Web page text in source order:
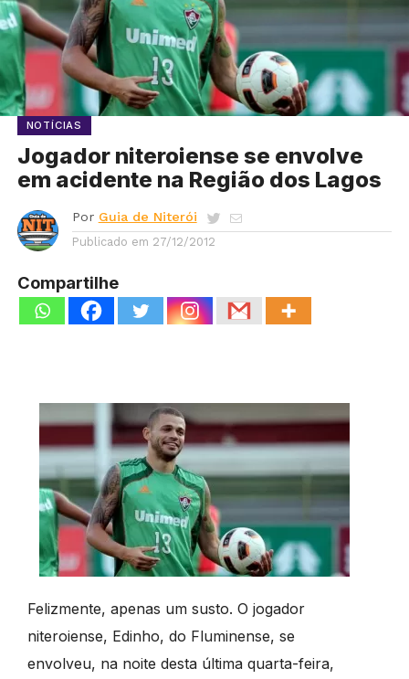
NOTÍCIAS
Jogador niteroiense se envolve
em acidente na Região dos Lagos
Por Guia de Niterói
Publicado em 27/12/2012
Compartilhe
Felizmente, apenas um susto. O jogador
niteroiense, Edinho, do Fluminense, se
envolveu, na noite desta última quarta-feira,